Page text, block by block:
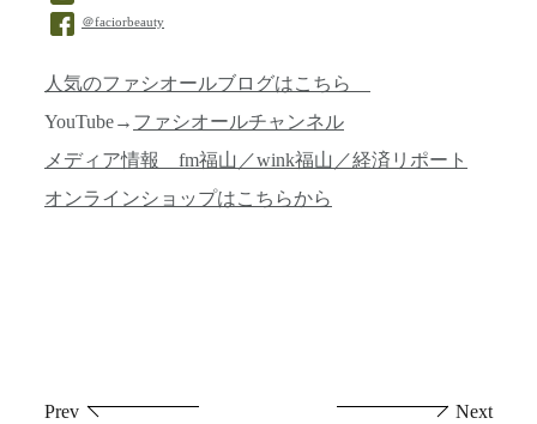
＠faciorbeauty
人気のファシオールブログはこちら
YouTube→ ファシオールチャンネル
メディア情報 fm福山／wink福山／経済リポート
オンラインショップはこちらから
Prev Next